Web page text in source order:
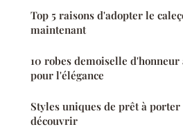
Top 5 raisons d'adopter le
maintenant
10 robes demoiselle d'honneur
pour l'élégance
Styles uniques de prêt à
découvrir